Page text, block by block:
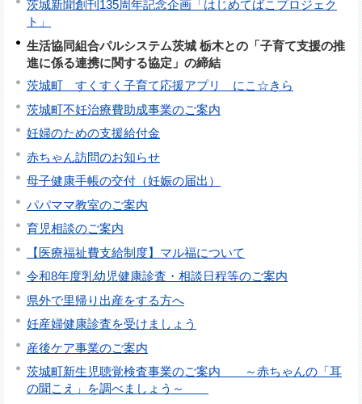
茨城新聞創刊135周年記念企画「はじめてばこプロジェク
ト」
生活協同組合パルシステム茨城 栃木との「子育て支援の推
進に係る連携に関する協定」の締結
茨城町 すくすく子育て応援アプリ にこ☆きら
茨城町不妊治療費助成事業のご案内
妊婦のための支援給付金
赤ちゃん訪問のお知らせ
母子健康手帳の交付（妊娠の届出）
パパママ教室のご案内
育児相談のご案内
【医療福祉費支給制度】マル福について
令和8年度乳幼児健康診査・相談日程等のご案内
県外で里帰り出産をする方へ
妊産婦健康診査を受けましょう
産後ケア事業のご案内
茨城町新生児聴覚検査事業のご案内 ～赤ちゃんの「耳
の聞こえ」を調べましょう～